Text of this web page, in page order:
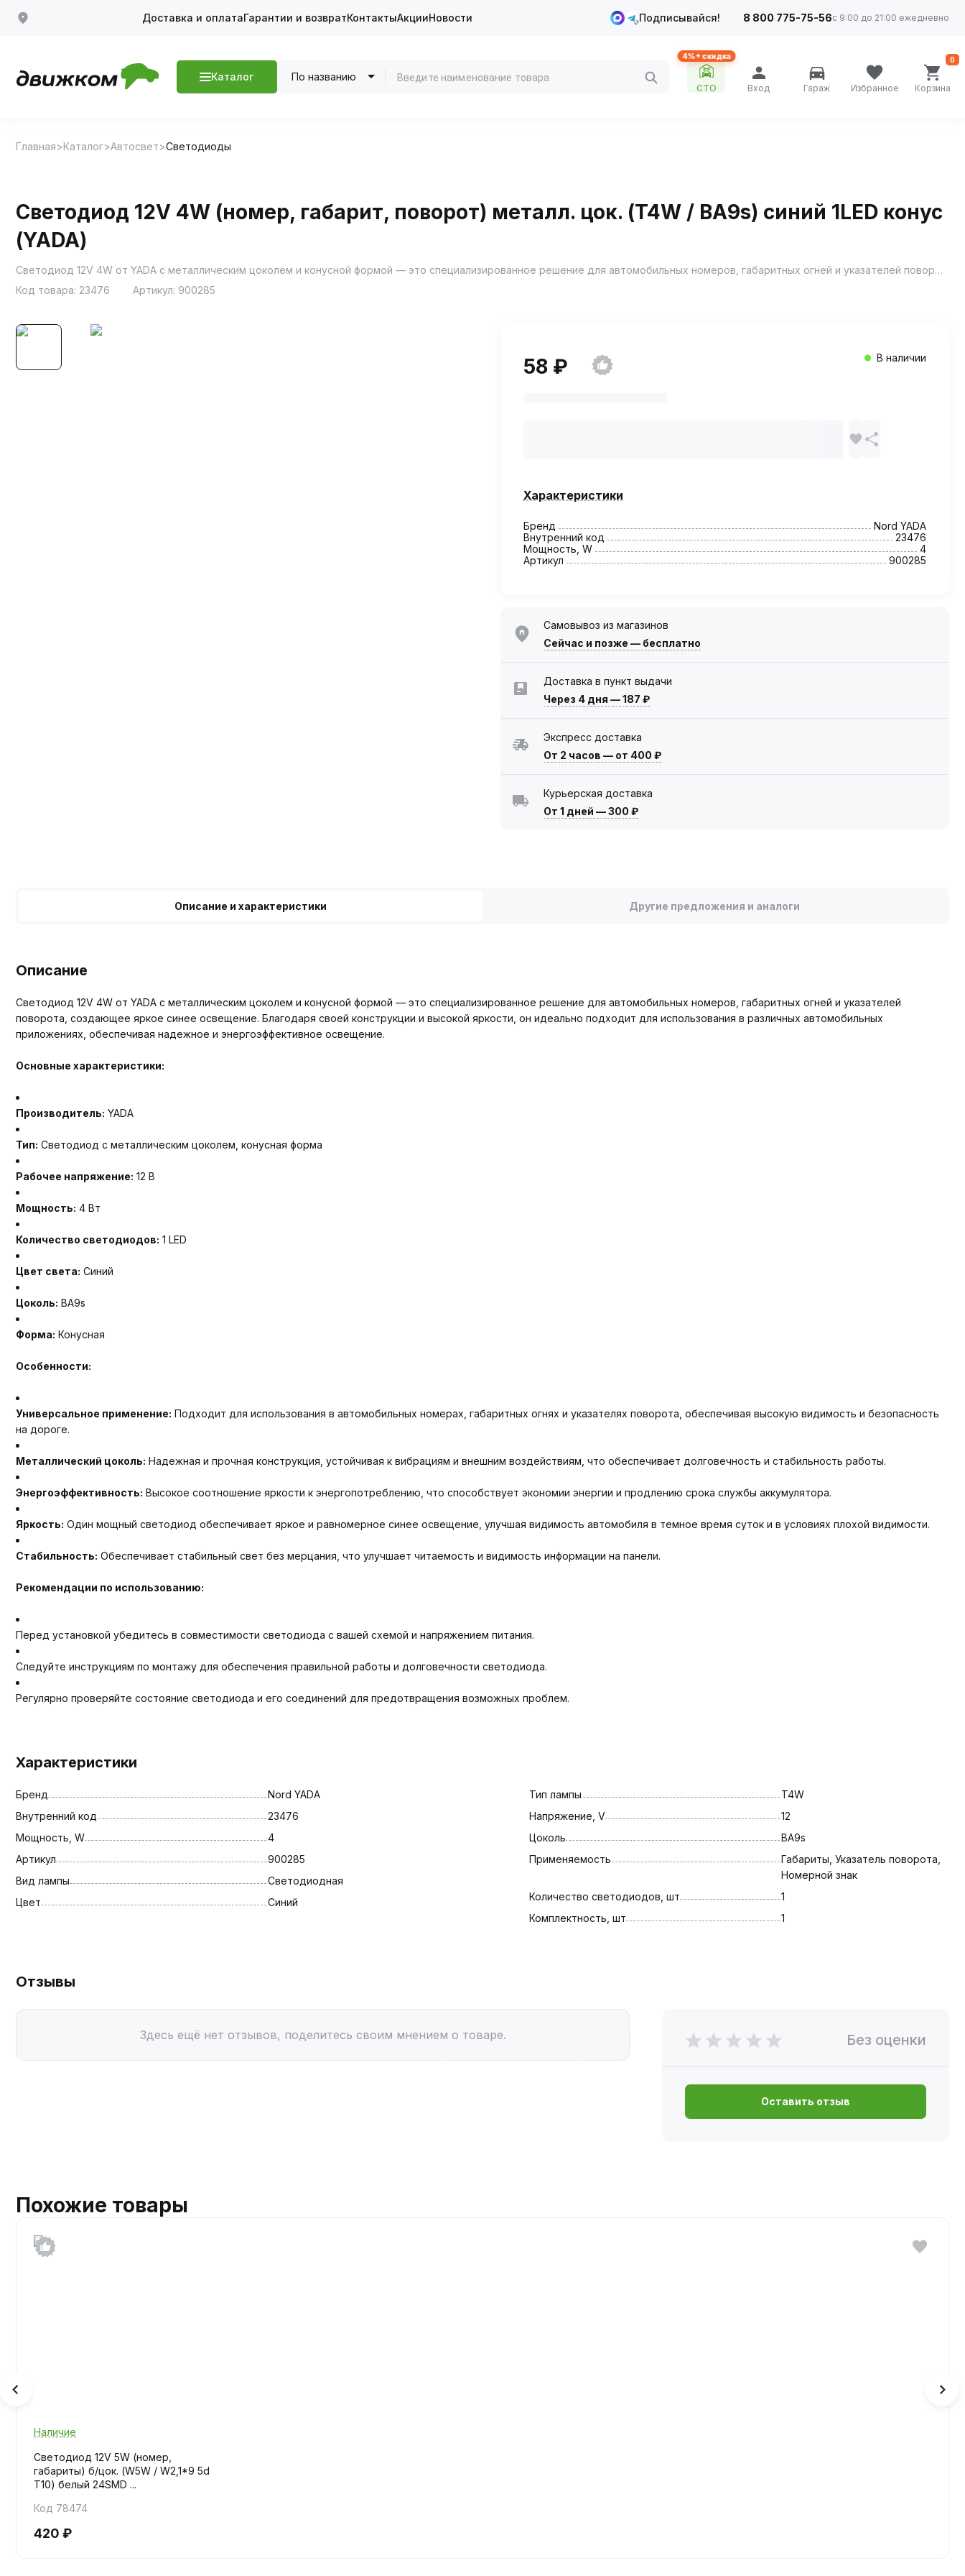
Доставка и оплатаГарантии и возвратКонтактыАкцииНовости Подписывайся! 8 800 775-75-56с 9:00 до 21:00 ежедневно
Каталог По названию
4%+ скидка
СТО Вход Гараж Избранное Корзина
0
Главная Каталог Автосвет Светодиоды
Светодиод 12V 4W (номер, габарит, поворот) металл. цок. (T4W / BA9s) синий 1LED конус
(YADA)
Светодиод 12V 4W от YADA с металлическим цоколем и конусной формой — это специализированное решение для автомобильных номеров, габаритных огней и указателей поворота, создающее яркое синее освещение.
Код товара: 23476 Артикул: 900285
58 ₽ В наличии
Характеристики
Бренд
Nord YADA
Внутренний код
23476
Мощность, W
4
Артикул
900285
Самовывоз из магазинов
Сейчас и позже — бесплатно
Доставка в пункт выдачи
Через 4 дня —187 ₽
Экспресс доставка
От 2 часов — от 400 ₽
Курьерская доставка
От 1 дней —300 ₽
Описание и характеристики Другие предложения и аналоги
Описание
Светодиод 12V 4W от YADA с металлическим цоколем и конусной формой — это специализированное решение для автомобильных номеров, габаритных огней и указателей
поворота, создающее яркое синее освещение. Благодаря своей конструкции и высокой яркости, он идеально подходит для использования в различных автомобильных
приложениях, обеспечивая надежное и энергоэффективное освещение.
Основные характеристики:
Производитель: YADA
Тип: Светодиод с металлическим цоколем, конусная форма
Рабочее напряжение: 12 В
Мощность: 4 Вт
Количество светодиодов: 1 LED
Цвет света: Синий
Цоколь: BA9s
Форма: Конусная
Особенности:
Универсальное применение: Подходит для использования в автомобильных номерах, габаритных огнях и указателях поворота, обеспечивая высокую видимость и безопасность
на дороге.
Металлический цоколь: Надежная и прочная конструкция, устойчивая к вибрациям и внешним воздействиям, что обеспечивает долговечность и стабильность работы.
Энергоэффективность: Высокое соотношение яркости к энергопотреблению, что способствует экономии энергии и продлению срока службы аккумулятора.
Яркость: Один мощный светодиод обеспечивает яркое и равномерное синее освещение, улучшая видимость автомобиля в темное время суток и в условиях плохой видимости.
Стабильность: Обеспечивает стабильный свет без мерцания, что улучшает читаемость и видимость информации на панели.
Рекомендации по использованию:
Перед установкой убедитесь в совместимости светодиода с вашей схемой и напряжением питания.
Следуйте инструкциям по монтажу для обеспечения правильной работы и долговечности светодиода.
Регулярно проверяйте состояние светодиода и его соединений для предотвращения возможных проблем.
Характеристики
Бренд
Nord YADA
Внутренний код
23476
Мощность, W
4
Артикул
900285
Вид лампы
Светодиодная
Цвет
Синий
Тип лампы
T4W
Напряжение, V
12
Цоколь
BA9s
Применяемость
Габариты, Указатель поворота,
Номерной знак
Количество светодиодов, шт
1
Комплектность, шт
1
Отзывы
Здесь ещё нет отзывов, поделитесь своим мнением о товаре. Без оценки
Оставить отзыв
Похожие товары
Наличие
Светодиод 12V 5W (номер,
габариты) б/цок. (W5W / W2,1*9 5d
T10) белый 24SMD ...
Код 78474
420 ₽